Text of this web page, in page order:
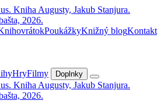
PoukážkyKnižný blogKontakt
HryFilmy Doplnky